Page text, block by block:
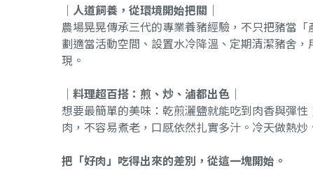
｜人道飼養，從環境開始把關｜
農場晃晃傳承三代的專業養豬經驗，不只把豬當
劃適當活動空間、設置水冷降溫、定期清潔豬舍
現。
｜料理超百搭：煎、炒、滷都出色｜
想要最簡單的美味：乾煎灑鹽就能吃到肉香與彈
肉，不容易煮老，口感依然扎實多汁。冷天做熱炒
把「好肉」吃得出來的差別，從這一塊開始。